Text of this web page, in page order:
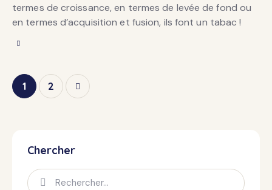
termes de croissance, en termes de levée de fond ou
en termes d’acquisition et fusion, ils font un tabac !
1 2
Chercher